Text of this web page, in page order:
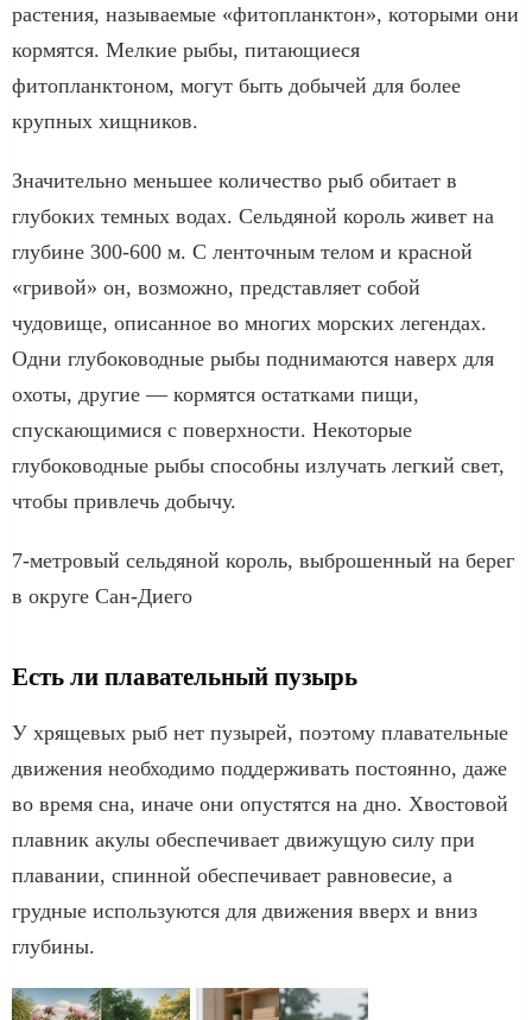
растения, называемые «фитопланктон», которыми они
кормятся. Мелкие рыбы, питающиеся
фитопланктоном, могут быть добычей для более
крупных хищников.
Значительно меньшее количество рыб обитает в
глубоких темных водах. Сельдяной король живет на
глубине 300-600 м. С ленточным телом и красной
«гривой» он, возможно, представляет собой
чудовище, описанное во многих морских легендах.
Одни глубоководные рыбы поднимаются наверх для
охоты, другие — кормятся остатками пищи,
спускающимися с поверхности. Некоторые
глубоководные рыбы способны излучать легкий свет,
чтобы привлечь добычу.
7-метровый сельдяной король, выброшенный на берег
в округе Сан-Диего
Есть ли плавательный пузырь
У хрящевых рыб нет пузырей, поэтому плавательные
движения необходимо поддерживать постоянно, даже
во время сна, иначе они опустятся на дно. Хвостовой
плавник акулы обеспечивает движущую силу при
плавании, спинной обеспечивает равновесие, а
грудные используются для движения вверх и вниз
глубины.